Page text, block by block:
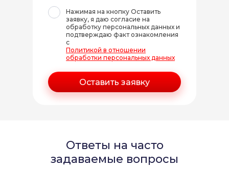
Нажимая на кнопку Оставить
заявку, я даю согласие на
обработку персональных данных и
подтверждаю факт ознакомления
с
Политикой в отношении
обработки персональных данных
Ответы на часто
задаваемые вопросы